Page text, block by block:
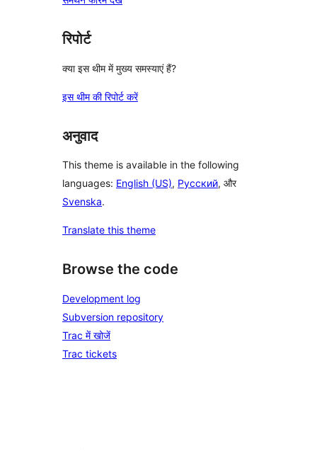
रिपोर्ट
क्या इस थीम में मुख्य समस्याएं हैं?
इस थीम की रिपोर्ट करें
अनुवाद
This theme is available in the following
languages: English (US), Русский, और
Svenska.
Translate this theme
Browse the code
Development log
Subversion repository
Trac में खोजें
Trac tickets